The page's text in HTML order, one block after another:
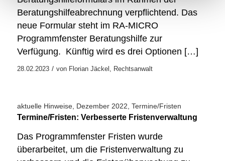
Beratungshilfeabrechnung verpflichtend. Das
neue Formular steht im RA-MICRO
Programmfenster Beratungshilfe zur
Verfügung. Künftig wird es drei Optionen […]
28.02.2023 / von Florian Jäckel, Rechtsanwalt
aktuelle Hinweise, Dezember 2022 Termine/Fristen
Termine/Fristen: Verbesserte Fristenverwaltung
Das Programmfenster Fristen wurde
überarbeitet, um die Fristenverwaltung zu